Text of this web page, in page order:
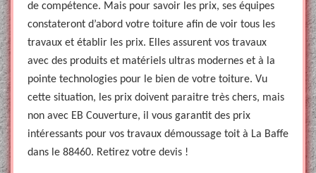
de compétence. Mais pour savoir les prix, ses équipes
constateront d’abord votre toiture afin de voir tous les
travaux et établir les prix. Elles assurent vos travaux
avec des produits et matériels ultras modernes et à la
pointe technologies pour le bien de votre toiture. Vu
cette situation, les prix doivent paraitre très chers, mais
non avec EB Couverture, il vous garantit des prix
intéressants pour vos travaux démoussage toit à La Baffe
dans le 88460. Retirez votre devis !